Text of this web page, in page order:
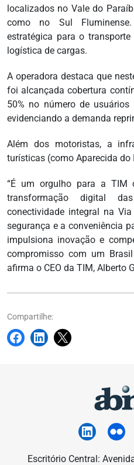
localizados no Vale do
como no Sul
estratégica para o
logística de cargas.
A operadora destaca que
foi alcançada cobertura
50% no número de
evidenciando a demanda
Além dos motoristas, a
turísticas (como Aparecida do
“É um orgulho para a TIM
transformação digital
conectividade integral na
segurança e a conveniência
impulsiona inovação e
compromisso com um
afirma o CEO da TIM, Alberto
Compartilhe:
Escritório Central: